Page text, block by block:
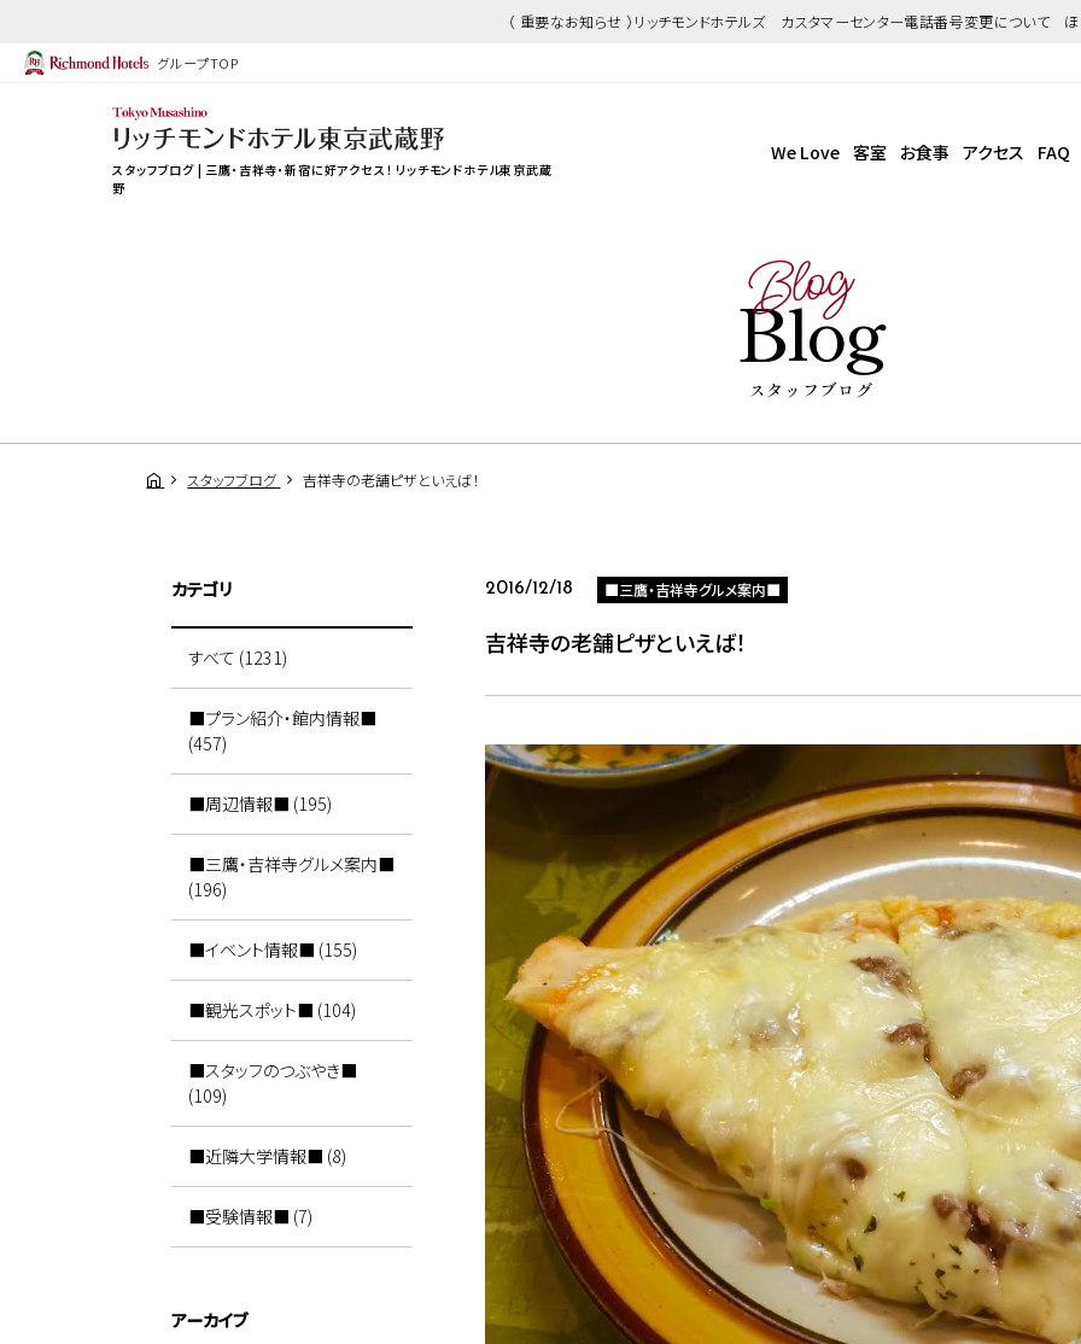
（ 重要なお知らせ ）リッチモンドホテルズ カスタマーセンター電話番号変更について
グループTOP
スタッフブログ | 三鷹・吉祥寺・新宿に好アクセス！ リッチモンドホテル東京武蔵
野
We Love 客室 お食事 アクセス FAQ
Blog
Blog
スタッフブログ
スタッフブログ 吉祥寺の老舗ピザといえば！
2016/12/18 ■三鷹・吉祥寺グルメ案内■
吉祥寺の老舗ピザといえば！
カテゴリ
すべて (1231)
■プラン紹介・館内情報■
(457)
■周辺情報■ (195)
■三鷹・吉祥寺グルメ案内■
(196)
■イベント情報■ (155)
■観光スポット■ (104)
■スタッフのつぶやき■
(109)
■近隣大学情報■ (8)
■受験情報■ (7)
アーカイブ